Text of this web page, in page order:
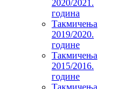
2020/2021.
година
Такмичења
2019/2020.
године
Такмичења
2015/2016.
године
Такмичења